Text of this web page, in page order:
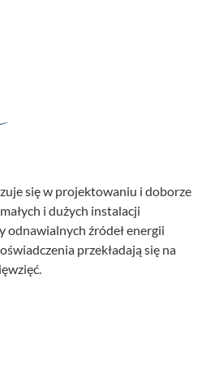
się w projektowaniu i doborze
i dużych instalacji
źródeł energii
przekładają się na